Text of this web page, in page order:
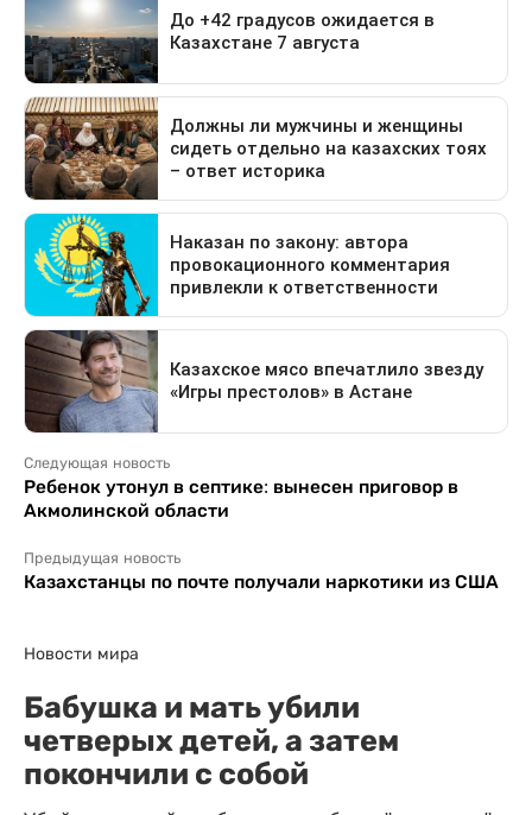
Следующая новость
Ребенок утонул в септике: вынесен приговор в
Акмолинской области
Предыдущая новость
Казахстанцы по почте получали наркотики из США
Новости мира
Бабушка и мать убили
четверых детей, а затем
покончили с собой